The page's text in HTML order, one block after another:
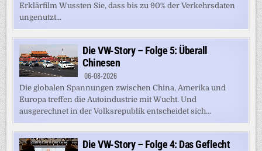
Erklärfilm Wussten Sie, dass bis zu 90% der Verkehrsdaten
ungenutzt...
Die VW-Story – Folge 5: Überall
Chinesen
06-08-2026
Die globalen Spannungen zwischen China, Amerika und
Europa treffen die Autoindustrie mit Wucht. Und
ausgerechnet in der Volksrepublik entscheidet sich...
Die VW-Story – Folge 4: Das Geflecht